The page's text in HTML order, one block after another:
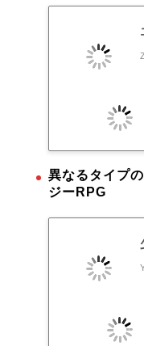
異なるタイプ
ジーRPG